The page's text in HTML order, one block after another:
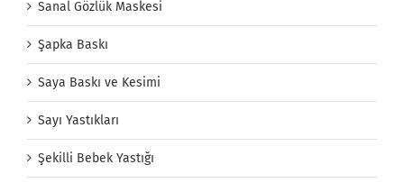
Sanal Gözlük Maskesi
Şapka Baskı
Saya Baskı ve Kesimi
Sayı Yastıkları
Şekilli Bebek Yastığı